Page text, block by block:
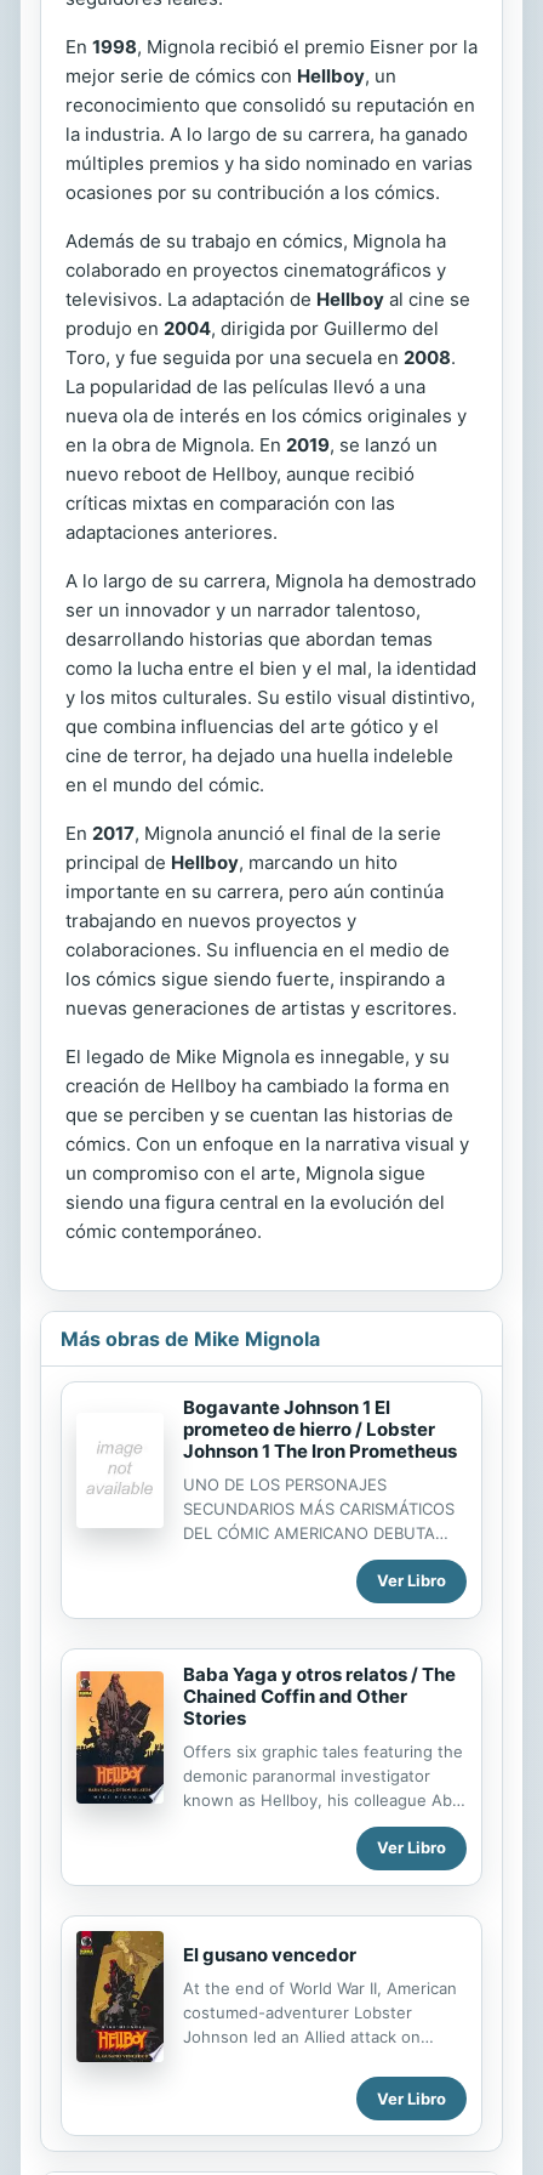
En 1998, Mignola recibió el premio Eisner por la
mejor serie de cómics con Hellboy, un
reconocimiento que consolidó su reputación en
la industria. A lo largo de su carrera, ha ganado
múltiples premios y ha sido nominado en varias
ocasiones por su contribución a los cómics.
Además de su trabajo en cómics, Mignola ha
colaborado en proyectos cinematográficos y
televisivos. La adaptación de Hellboy al cine se
produjo en 2004, dirigida por Guillermo del
Toro, y fue seguida por una secuela en 2008.
La popularidad de las películas llevó a una
nueva ola de interés en los cómics originales y
en la obra de Mignola. En 2019, se lanzó un
nuevo reboot de Hellboy, aunque recibió
críticas mixtas en comparación con las
adaptaciones anteriores.
A lo largo de su carrera, Mignola ha demostrado
ser un innovador y un narrador talentoso,
desarrollando historias que abordan temas
como la lucha entre el bien y el mal, la identidad
y los mitos culturales. Su estilo visual distintivo,
que combina influencias del arte gótico y el
cine de terror, ha dejado una huella indeleble
en el mundo del cómic.
En 2017, Mignola anunció el final de la serie
principal de Hellboy, marcando un hito
importante en su carrera, pero aún continúa
trabajando en nuevos proyectos y
colaboraciones. Su influencia en el medio de
los cómics sigue siendo fuerte, inspirando a
nuevas generaciones de artistas y escritores.
El legado de Mike Mignola es innegable, y su
creación de Hellboy ha cambiado la forma en
que se perciben y se cuentan las historias de
cómics. Con un enfoque en la narrativa visual y
un compromiso con el arte, Mignola sigue
siendo una figura central en la evolución del
cómic contemporáneo.
Más obras de Mike Mignola
Bogavante Johnson 1 El
prometeo de hierro / Lobster
Johnson 1 The Iron Prometheus
UNO DE LOS PERSONAJES
SECUNDARIOS MÁS CARISMÁTICOS
DEL CÓMIC AMERICANO DEBUTA
CON SUS PROPIAS AVENTURASTe
presentamos a Bogavante Johnson.
Después de años a la sombre de
Hellboy se enfrentaba a gángsters y
amenazas paranormales, por fi n
cuenta con su propia serie. Con el
estilo pulp que le caracteriza, en
este volumen podremos ver cómo el
conocido justiciero de la pinza ajusta
las cuentas a nazis, científi cos locos
y monstruos de otras dimensiones.
Ver Libro
Baba Yaga y otros relatos / The
Chained Coffin and Other
Stories
Offers six graphic tales featuring the
demonic paranormal investigator
known as Hellboy, his colleague Abe
Sapien, Abu Gung, and Rusty
Ver Libro
El gusano vencedor
At the end of World War II, American
costumed-adventurer Lobster
Johnson led an Allied attack on
before the Nazis were able to launch
the first man into space. Now, after
sixty years, Hellboy and Roger the
Homunculus, who's been implanted
Ver Libro